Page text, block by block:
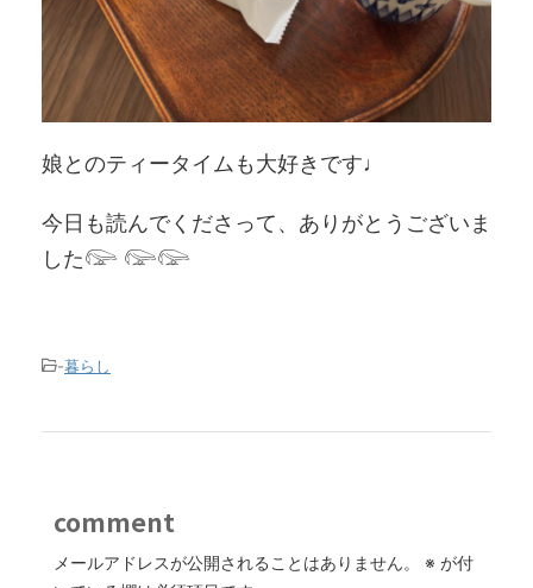
娘とのティータイムも大好きです♩
今日も読んでくださって、ありがとうございま
した𓅼 𓅼𓅼
-暮らし
comment
メールアドレスが公開されることはありません。 ※ が付